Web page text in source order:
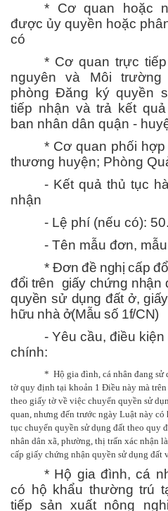
* Cơ quan hoặc
được ủy quyền hoặc
có
* Cơ quan trực
nguyên và Môi
phòng Đăng ký quyền
tiếp nhận và trả kết
ban nhân dân quận -
* Cơ quan phối
thương huyện; Phòng
- Kết quả thủ tục
nhận
- Lệ phí (nếu có):
- Tên mẫu đơn,
*Đơn đề nghị cấp
đổi trên giấy chứng nhận
quyền sử dụng đất ở,
hữu nhà ở(Mẫu số 1f/CN)
- Yêu cầu, điều
chính:
* Hộ gia đình, cá nhân đang
tờ quy định tại khoản 1 Điều này mà
theo giấy tờ về việc chuyển quyền sử
quan, nhưng đến trước ngày Luật này
tục chuyển quyền sử dụng đất theo quy
nhân dân xã, phường, thị trấn xác nhận
cấp giấy chứng nhận quyền sử dụng đất
* Hộ gia đình, cá
có hộ khẩu thường trú
tiếp sản xuất nông